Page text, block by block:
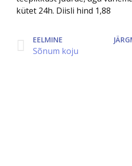
kütet 24h. Diisli hind 1,88
Sõnum koju